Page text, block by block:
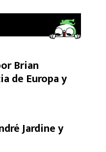
Brian
de Europa y
Jardine y